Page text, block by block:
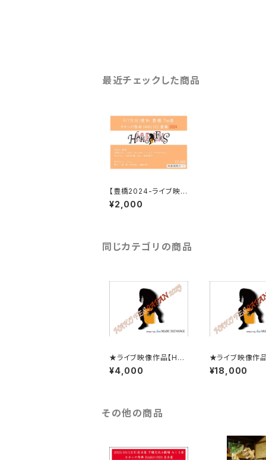
最近チェックした商品
【豊橋2024-ライブ映
像、無期限視聴カード】
HAKO FES 豊橋2024
¥2,000
同じカテゴリの商品
★ライブ映像作品【HAK
O FES JAPAN 2025
LIVE！】＠渋谷duo MU
に発送予定です
¥4,000
★ライブ映像作
セット、HAKO
PAN 2025 LIVE
¥18,000
その他の商品